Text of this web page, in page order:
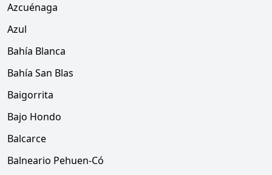
Azcuénaga
Azul
Bahía Blanca
Bahía San Blas
Baigorrita
Bajo Hondo
Balcarce
Balneario Pehuen-Có